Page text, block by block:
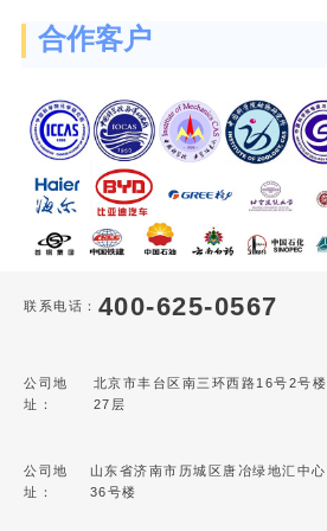
合作客户
联系电话： 400-625-0567
公司地
址：
北京市丰台区南三环西路16号2号楼
27层
公司地
址：
山东省济南市历城区唐冶绿地汇中心
36号楼